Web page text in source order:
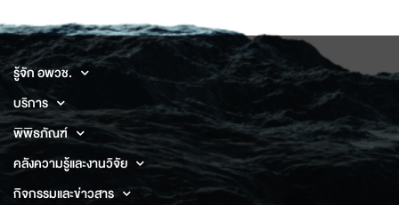
รู้จัก อพวช.
บริการ
พิพิธภัณฑ์
คลังความรู้และงานวิจัย
กิจกรรมและข่าวสาร